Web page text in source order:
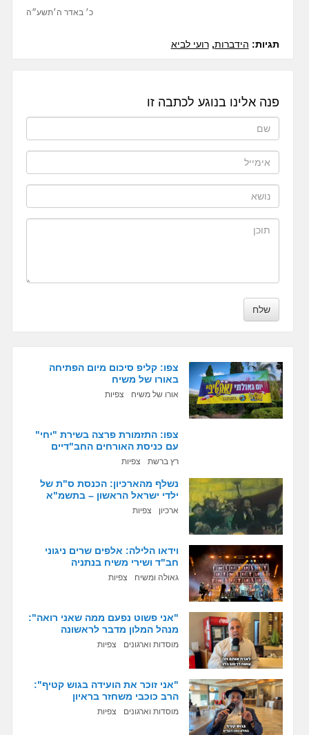
כ׳ באדר ה׳תשע״ה
תגיות: הידברות,רועי לביא
פנה אלינו בנוגע לכתבה זו
שלח
צפו: קליפ סיכום מיום הפתיחה
באורו של משיח
אורו של משיח צפיות
צפו: התזמורת פרצה בשירת "יחי"
עם כניסת האורחים החב"דיים
רץ ברשת צפיות
נשלף מהארכיון: הכנסת ס"ת של
ילדי ישראל הראשון – בתשמ"א
ארכיון צפיות
וידאו הלילה: אלפים שרים ניגוני
חב"ד ושירי משיח בנתניה
גאולה ומשיח צפיות
"אני פשוט נפעם ממה שאני רואה":
מנהל המלון מדבר לראשונה
מוסדות וארגונים צפיות
"אני זוכר את הועידה בגוש קטיף":
הרב כוכבי משחזר בראיון
מוסדות וארגונים צפיות